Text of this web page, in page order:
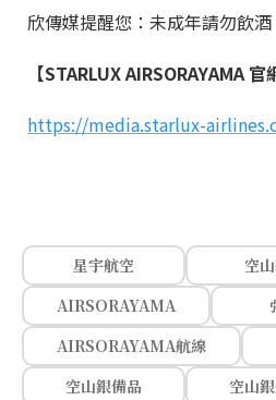
欣傳媒提醒您：未成年請勿飲
【STARLUX AIRSORAYAMA 官
https://media.starlux-
星宇航空
空
AIRSORAYAMA
AIRSORAYAMA航線
空山銀備品
空山